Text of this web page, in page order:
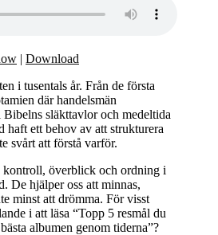
| Download
i tusentals år. Från de första
där handelsmän
släkttavlor och medeltida
haft ett behov av att strukturera
svårt att förstå varför.
kontroll, överblick och ordning i
De hjälper oss att minnas,
minst att drömma. För visst
i att läsa “Topp 5 resmål du
albumen genom tiderna”?